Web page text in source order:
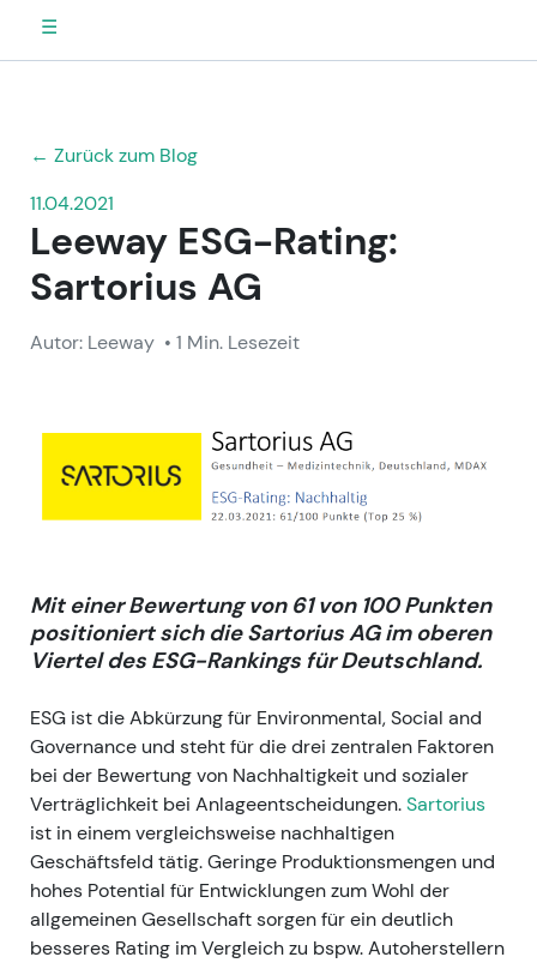
☰
← Zurück zum Blog
11.04.2021
Leeway ESG-Rating:
Sartorius AG
Autor: Leeway • 1 Min. Lesezeit
Mit einer Bewertung von 61 von 100 Punkten
positioniert sich die Sartorius AG im oberen
Viertel des ESG-Rankings für Deutschland.
ESG ist die Abkürzung für Environmental, Social and
Governance und steht für die drei zentralen Faktoren
bei der Bewertung von Nachhaltigkeit und sozialer
Verträglichkeit bei Anlageentscheidungen.Sartorius
ist in einem vergleichsweise nachhaltigen
Geschäftsfeld tätig. Geringe Produktionsmengen und
hohes Potential für Entwicklungen zum Wohl der
allgemeinen Gesellschaft sorgen für ein deutlich
besseres Rating im Vergleich zu bspw. Autoherstellern